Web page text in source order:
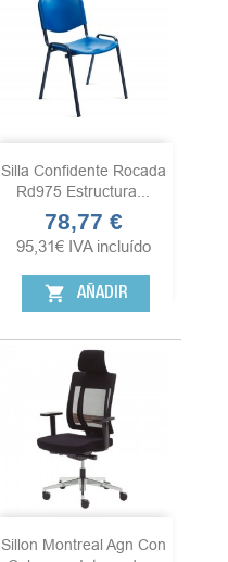
Silla Confidente Rocada
Rd975 Estructura...
Precio
78,77 €
95,31€ IVA incluído
shopping_cart AÑADIR
Sillon Montreal Agn Con